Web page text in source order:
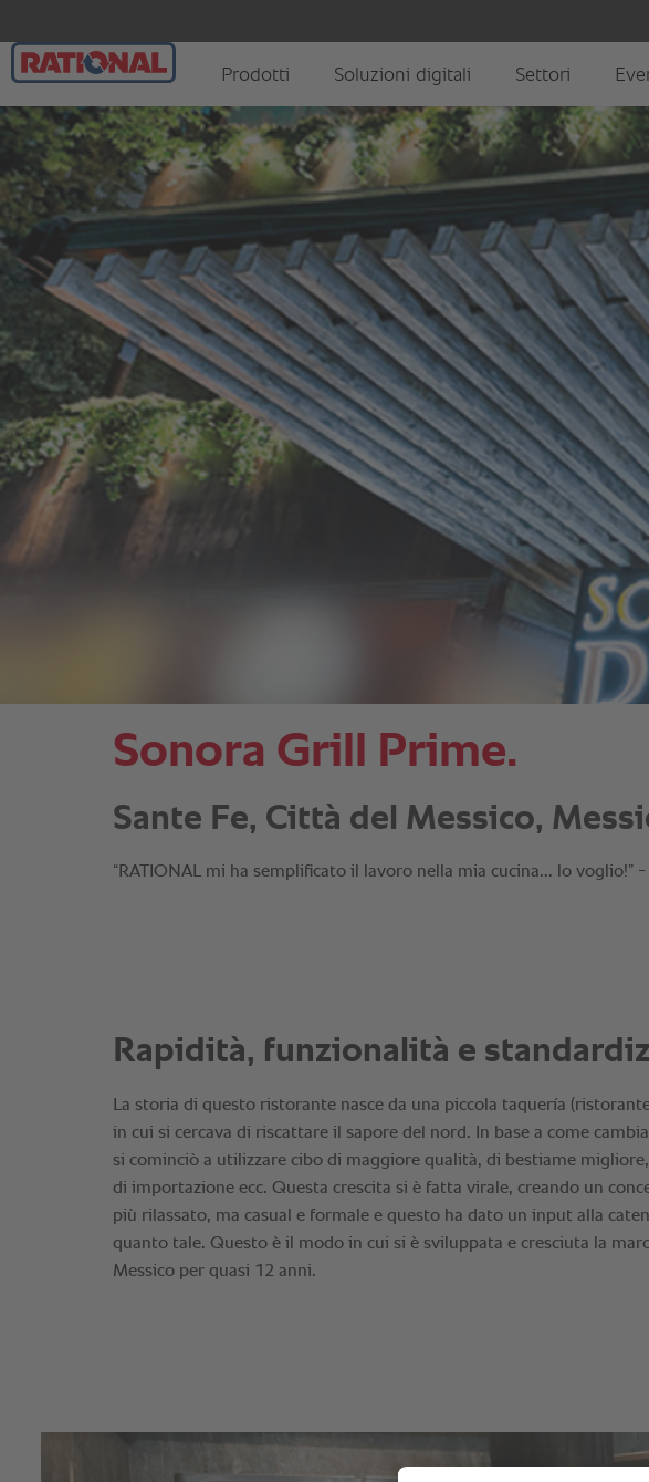
Sonora Grill Prime.
Sante Fe, Città del Messico,
“RATIONAL mi ha semplificato il lavoro nella mia cucina... lo voglio!”